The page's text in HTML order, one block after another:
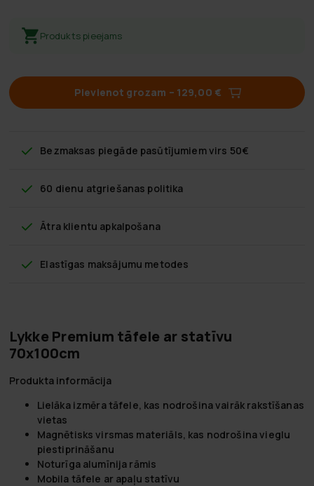
Produkts pieejams
Pievienot grozam – 129,00 €
Bezmaksas piegāde pasūtījumiem virs 50€
60 dienu atgriešanas politika
Ātra klientu apkalpošana
Elastīgas maksājumu metodes
Lykke Premium tāfele ar statīvu
70x100cm
Produkta informācija
Lielāka izmēra tāfele, kas nodrošina vairāk rakstīšanas
vietas
Magnētisks virsmas materiāls, kas nodrošina vieglu
piestiprināšanu
Noturīga alumīnija rāmis
Mobila tāfele ar apaļu statīvu